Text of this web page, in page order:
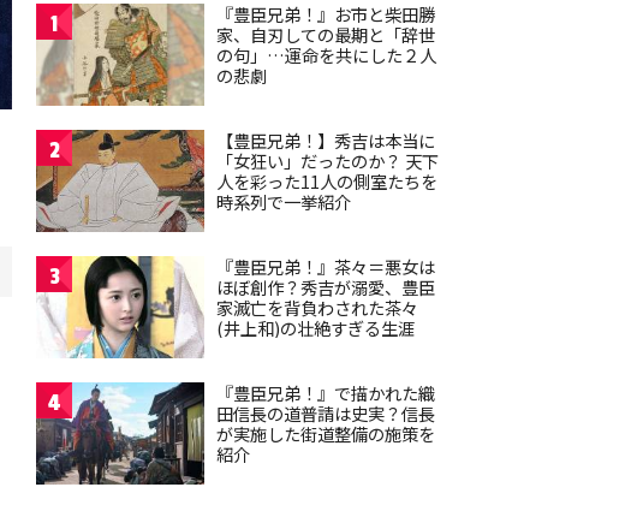
1
『豊臣兄弟！』お市と柴田勝
家、自刃しての最期と「辞世
の句」…運命を共にした２人
の悲劇
2
【豊臣兄弟！】秀吉は本当に
「女狂い」だったのか？ 天下
人を彩った11人の側室たちを
時系列で一挙紹介
3
『豊臣兄弟！』茶々＝悪女は
ほぼ創作？秀吉が溺愛、豊臣
家滅亡を背負わされた茶々
(井上和)の壮絶すぎる生涯
4
『豊臣兄弟！』で描かれた織
田信長の道普請は史実？信長
が実施した街道整備の施策を
紹介